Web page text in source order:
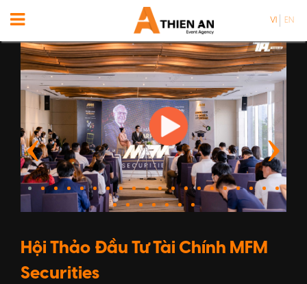
VI EN
Hội Thảo Đầu Tư Tài Chính MFM
Securities